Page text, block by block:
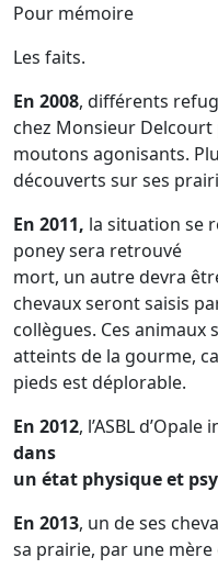
Pour mémoire
Les faits.
En 2008, différents
chez Monsieur
moutons agonisants.
découverts sur ses
En 2011, la situation se
poney sera retrouvé
mort, un autre devra
chevaux seront saisis
collègues. Ces animaux
atteints de la gourme,
pieds est déplorable.
En 2012, l’ASBL
dans
un état physique et
En 2013, un de ses
sa prairie, par une mère